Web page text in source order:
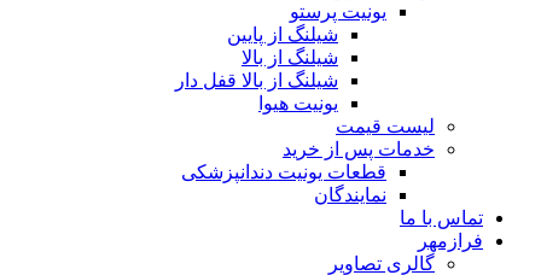
یونیت پرستو
شیلنگ از پایین
شیلنگ از بالا
شیلنگ از بالا قفل دار
یونیت هیوا
لیست قیمت
خدمات پس از خرید
قطعات یونیت دندانپزشکی
نمایندگان
تماس با ما
فرازمهر
گالری تصاویر